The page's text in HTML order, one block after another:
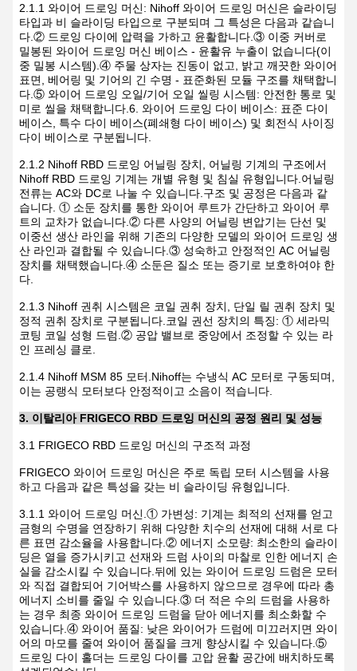
2.1.1 와이어 드로잉 머신: Nihoff 와이어 드로잉 머신은 슬라이딩
타입과 비 슬라이딩 타입으로 구분되며 그 특성은 다음과 같습니
다.② 드로잉 다이에 압력을 가하고 윤활합니다.③ 이중 커버로
밀봉된 와이어 드로잉 머신 베이스 - 윤활유 누출이 없습니다(이
중 밀봉 시스템).④ 주물 상자는 진동이 없고, 밝고 깨끗한 와이어
표면, 베어링 및 기어의 긴 수명 - 표준화된 모듈 구조를 채택합니
다.⑤ 와이어 드로잉 오일/기어 오일 씰링 시스템: 안전한 통로 및
미로 씰을 채택합니다.6. 와이어 드로잉 다이 베이스: 표준 다이
베이스, 특수 다이 베이스(폐쇄형 다이 베이스) 및 회전식 사이징
다이 베이스로 구분됩니다.
2.1.2 Nihoff RBD 드로잉 어닐링 장치, 어닐링 기계의 구조에서
Nihoff RBD 드로잉 기계는 개별 유형 및 침실 유형입니다.어닐링
전류는 AC와 DC로 나눌 수 있습니다.구조 및 공정은 다음과 같
습니다. ① 소둔 장치를 통한 와이어 루트가 간단하고 와이어 루
트의 교차가 없습니다.② 다른 사양의 어닐링 변압기는 단선 및
이중선 생산 라인을 위해 기존의 다양한 모델의 와이어 드로잉 생
산 라인과 결합될 수 있습니다.③ 성숙하고 안정적인 AC 어닐링
장치를 채택했습니다.④ 소둔은 질소 또는 증기로 보호하여야 한
다.
2.1.3 Nihoff 권취 시스템은 코일 권취 장치, 단일 릴 권취 장치 및
정적 권취 장치로 구분됩니다.코일 권선 장치의 특징: ① 세라믹
코팅 코일 성형 드럼.② 공압 밸브로 중앙에서 조정할 수 있는 라
인 프레싱 클로.
2.1.4 Nihoff MSM 85 모터.Nihoff는 수냉식 AC 모터로 구동되며,
이는 공랭식 모터보다 안정적이고 소음이 적습니다.
3. 이탈리아 FRIGECO RBD 드로잉 머신의 공정 원리 및 성능
3.1 FRIGECO RBD 드로잉 머신의 구조적 과정
FRIGECO 와이어 드로잉 머신은 주로 독립 모터 시스템을 사용
하고 다음과 같은 특성을 갖는 비 슬라이딩 유형입니다.
3.1.1 와이어 드로잉 머신.① 가변성: 기계는 최적의 선재를 얻고
금형의 수명을 연장하기 위해 다양한 치수의 선재에 대해 서로 다
른 표면 감소율을 사용합니다.② 에너지 소모량: 최소한의 슬라이
딩은 열을 증가시키고 선재와 드럼 사이의 마찰로 인한 에너지 손
실을 감소시킬 수 있습니다.뒤에 있는 와이어 드로잉 드럼은 모터
와 직접 결합되어 기어박스를 사용하지 않으므로 경우에 따라 총
에너지 소비를 줄일 수 있습니다.③ 더 적은 수의 드럼을 사용하
는 경우 최종 와이어 드로잉 드럼을 닫아 에너지를 최소화할 수
있습니다.④ 와이어 품질: 낮은 와이어가 드럼에 미끄러지면 와이
어의 마모를 줄여 와이어 품질을 크게 향상시킬 수 있습니다.⑤
드로잉 다이 홀더는 드로잉 다이를 고압 윤활 공간에 배치하도록